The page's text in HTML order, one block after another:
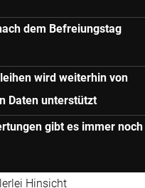
dem Befreiungstag
wird weiterhin von
Daten unterstützt
gibt es immer noch
Hinsicht